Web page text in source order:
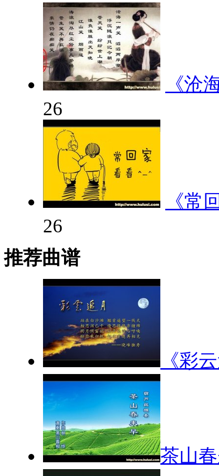
《沧
26
《常
26
推荐曲谱
《彩
茶山